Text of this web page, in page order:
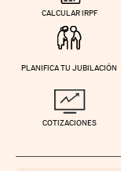
CALCULAR IRPF
PLANIFICA TU JUBILACIÓN
COTIZACIONES